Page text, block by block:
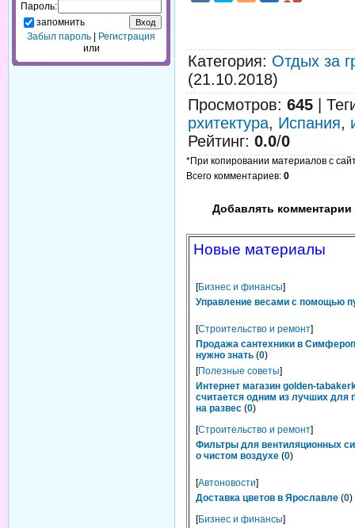
Пароль:
запомнить
Забыл пароль
Регистрация
или
Категория: Отдых за
(21.10.2018)
Просмотров: 645
рхитектура, Испания,
Рейтинг: 0.0/0
*При копировании материалов с
Всего комментариев: 0
Добавлять комментарии
Новые материалы
[Бизнес и финансы]
Управление весами с помощью
[Строительство и ремонт]
Продажа сантехники в
нужно знать (0)
[Полезные советы]
Интернет магазин golden-
считается одним из лучших для
на развес (0)
[Строительство и ремонт]
Фильтры для вентиляционных
о чистом воздухе (0)
[Автоновости]
Доставка цветов в Ярославле (0)
[Бизнес и финансы]